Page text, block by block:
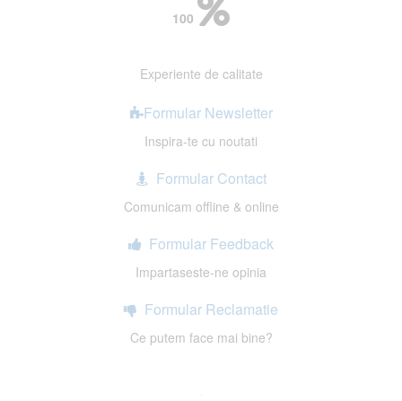
100
Experiente de calitate
Formular Newsletter
Inspira-te cu noutati
Formular Contact
Comunicam offline & online
Formular Feedback
Impartaseste-ne opinia
Formular Reclamatie
Ce putem face mai bine?